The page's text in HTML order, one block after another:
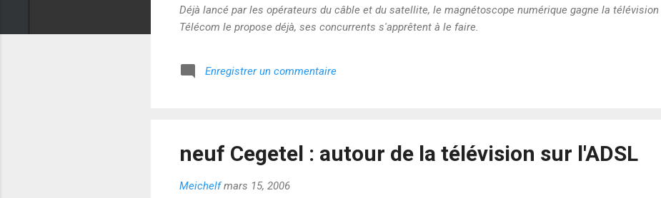
Déjà lancé par les opérateurs du câble et du satellite, le magnétoscope numérique gagne la télévision
Télécom le propose déjà, ses concurrents s'apprêtent à le faire.
Enregistrer un commentaire
neuf Cegetel : autour de la télévision sur l'ADSL
Meichelf mars 15, 2006